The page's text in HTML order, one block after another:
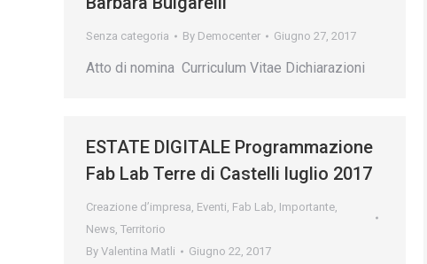
Senza categoria By Democenter Giugno 27, 2017
Atto di nomina Curriculum Vitae Dichiarazioni
ESTATE DIGITALE Programmazione
Fab Lab Terre di Castelli luglio 2017
Creazione d’impresa, Eventi, Fab Lab, Importante,
News, Territorio
By Valentina Matli Giugno 22, 2017